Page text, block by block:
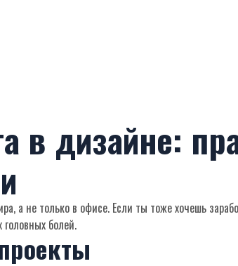
в дизайне:
а не только в офисе. Если ты тоже хочешь
болей.